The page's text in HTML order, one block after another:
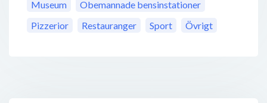
Museum
Obemannade bensinstationer
Pizzerior
Restauranger Sport Övrigt